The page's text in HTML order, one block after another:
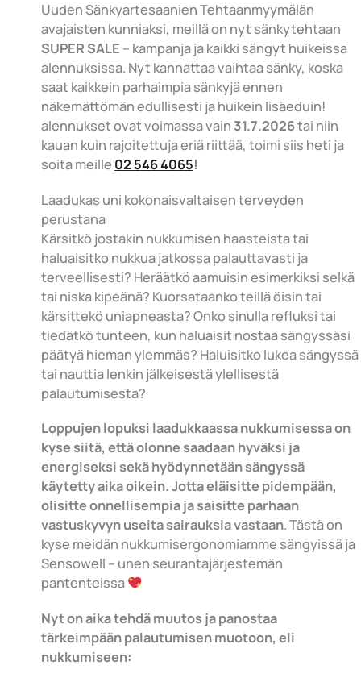
Uuden Sänkyartesaanien Tehtaanmyymälän
avajaisten kunniaksi, meillä on nyt sänkytehtaan
SUPER SALE – kampanja ja kaikki sängyt huikeissa
alennuksissa. Nyt kannattaa vaihtaa sänky, koska
saat kaikkein parhaimpia sänkyjä ennen
näkemättömän edullisesti ja huikein lisäeduin!
alennukset ovat voimassa vain 31.7.2026tai niin
kauan kuin rajoitettuja eriä riittää, toimi siis heti ja
soita meille 02 546 4065!
Laadukas uni kokonaisvaltaisen terveyden
perustana
Kärsitkö jostakin nukkumisen haasteista tai
haluaisitko nukkua jatkossa palauttavasti ja
terveellisesti? Heräätkö aamuisin esimerkiksi selkä
tai niska kipeänä? Kuorsataanko teillä öisin tai
kärsittekö uniapneasta? Onko sinulla refluksi tai
tiedätkö tunteen, kun haluaisit nostaa sängyssäsi
päätyä hieman ylemmäs? Haluisitko lukea sängyssä
tai nauttia lenkin jälkeisestä ylellisestä
palautumisesta?
Loppujen lopuksi laadukkaassa nukkumisessa on
kyse siitä, että olonne saadaan hyväksi ja
energiseksi sekä hyödynnetään sängyssä
käytetty aika oikein. Jotta eläisitte pidempään,
olisitte onnellisempia ja saisitte parhaan
vastuskyvyn useita sairauksia vastaan. Tästä on
kyse meidän nukkumisergonomiamme sängyissä ja
Sensowell – unen seurantajärjestemän
pantenteissa
Nyt on aika tehdä muutos ja panostaa
tärkeimpään palautumisen muotoon, eli
nukkumiseen: